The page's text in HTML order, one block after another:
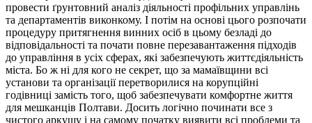
провести ґрунтовний аналіз діяльності профільних управлінь
та департаментів виконкому. І потім на основі цього розпочати
процедуру притягнення винних осіб в цьому безладі до
відповідальності та почати повне перезавантаження підходів
до управління в усіх сферах, які забезпечують життєдіяльність
міста. Бо ж ні для кого не секрет, що за мамаївщини всі
установи та організації перетворилися на корупційні
годівниці замість того, щоб забезпечувати комфортне життя
для мешканців Полтави. Досить логічно починати все з
чистого аркушу і на самому початку виявити всі проблеми та